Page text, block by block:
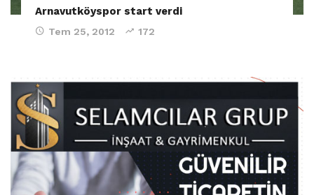
Arnavutköyspor start verdi
Tem 25, 2012 172